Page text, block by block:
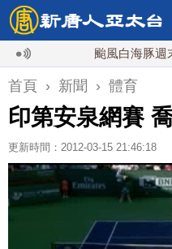
颱風白海豚週末最
首頁 › 新聞 › 體育
印第安泉網賽
更新時間：2012-03-15 21:46:18